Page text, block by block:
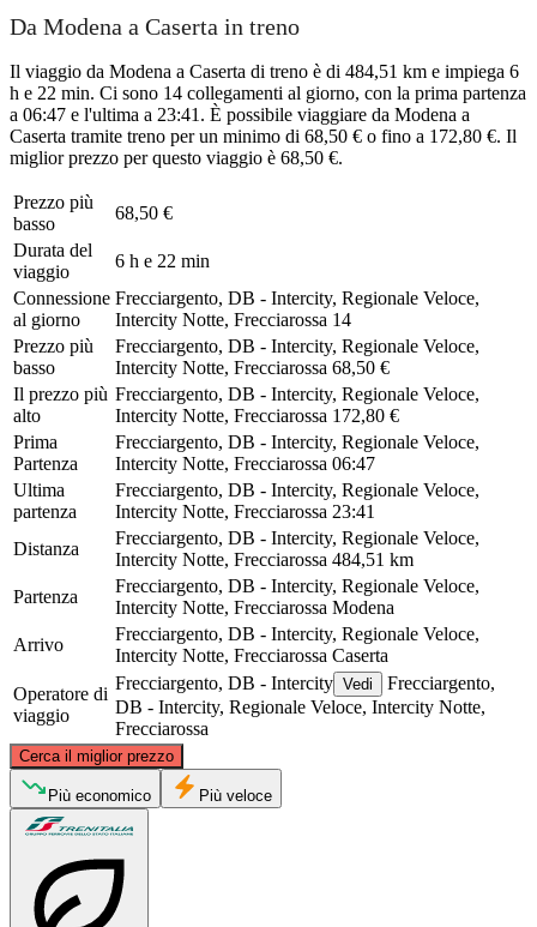
Da Modena a Caserta in treno
Il viaggio da Modena a Caserta di treno è di 484,51 km e impiega 6
h e 22 min. Ci sono 14 collegamenti al giorno, con la prima partenza
a 06:47 e l'ultima a 23:41. È possibile viaggiare da Modena a
Caserta tramite treno per un minimo di 68,50 € o fino a 172,80 €. Il
miglior prezzo per questo viaggio è 68,50 €.
Prezzo più
basso
68,50 €
Durata del
viaggio
6 h e 22 min
Connessione
al giorno
Frecciargento, DB - Intercity, Regionale Veloce,
Intercity Notte, Frecciarossa 14
Prezzo più
basso
Frecciargento, DB - Intercity, Regionale Veloce,
Intercity Notte, Frecciarossa 68,50 €
Il prezzo più
alto
Frecciargento, DB - Intercity, Regionale Veloce,
Intercity Notte, Frecciarossa 172,80 €
Prima
Partenza
Frecciargento, DB - Intercity, Regionale Veloce,
Intercity Notte, Frecciarossa 06:47
Ultima
partenza
Frecciargento, DB - Intercity, Regionale Veloce,
Intercity Notte, Frecciarossa 23:41
Distanza
Frecciargento, DB - Intercity, Regionale Veloce,
Intercity Notte, Frecciarossa 484,51 km
Partenza
Frecciargento, DB - Intercity, Regionale Veloce,
Intercity Notte, Frecciarossa Modena
Arrivo
Frecciargento, DB - Intercity, Regionale Veloce,
Intercity Notte, Frecciarossa Caserta
Operatore di
viaggio
Frecciargento, DB - Intercity Vedi
Frecciargento,
DB - Intercity, Regionale Veloce, Intercity Notte,
Frecciarossa
Cerca il miglior prezzo
Modena
Più economico Più veloce